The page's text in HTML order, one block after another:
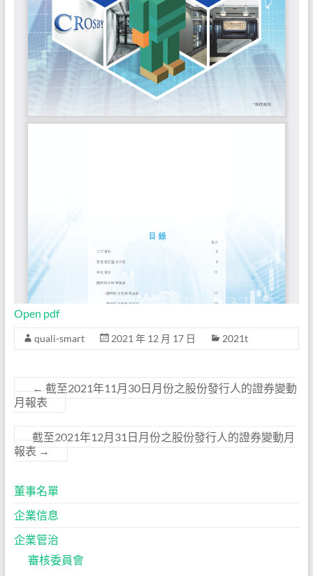
Open pdf
quali-smart 2021 年 12 月 17 日 2021t
← 截至2021年11月30日月份之股份發行人的證券變動
月報表
截至2021年12月31日月份之股份發行人的證券變動月
報表 →
董事名單
企業信息
企業管治
審核委員會